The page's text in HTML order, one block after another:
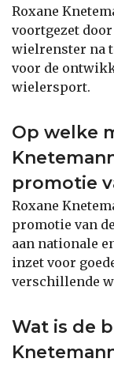
Roxane
voortgezet
wielrenster na
voor de
wielersport.
Op welke
promotie
Roxane
promotie van
aan nationale
inzet voor
verschillende
Wat is de